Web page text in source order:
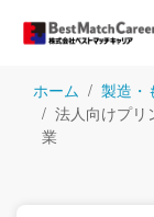
ホーム 製造・
法人向けプ
業